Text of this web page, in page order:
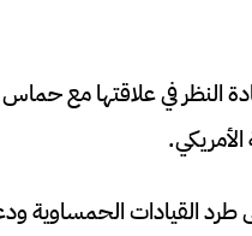
النظر في علاقتها مع حماس
الأمريكي.
طرد القيادات